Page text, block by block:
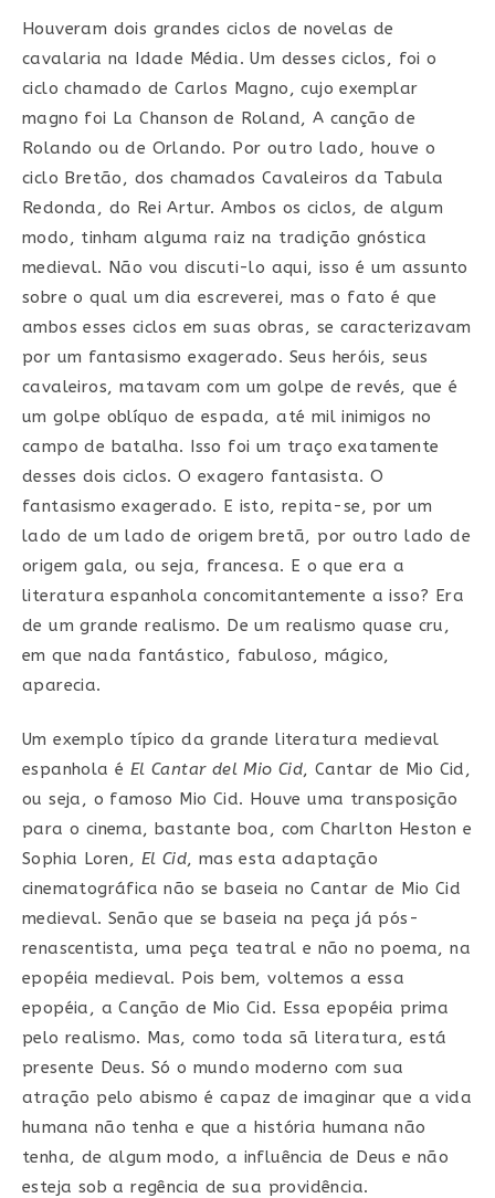
Houveram dois grandes ciclos de novelas de
cavalaria na Idade Média. Um desses ciclos, foi o
ciclo chamado de Carlos Magno, cujo exemplar
magno foi La Chanson de Roland, A canção de
Rolando ou de Orlando. Por outro lado, houve o
ciclo Bretão, dos chamados Cavaleiros da Tabula
Redonda, do Rei Artur. Ambos os ciclos, de algum
modo, tinham alguma raiz na tradição gnóstica
medieval. Não vou discuti-lo aqui, isso é um assunto
sobre o qual um dia escreverei, mas o fato é que
ambos esses ciclos em suas obras, se caracterizavam
por um fantasismo exagerado. Seus heróis, seus
cavaleiros, matavam com um golpe de revés, que é
um golpe oblíquo de espada, até mil inimigos no
campo de batalha. Isso foi um traço exatamente
desses dois ciclos. O exagero fantasista. O
fantasismo exagerado. E isto, repita-se, por um
lado de um lado de origem bretã, por outro lado de
origem gala, ou seja, francesa. E o que era a
literatura espanhola concomitantemente a isso? Era
de um grande realismo. De um realismo quase cru,
em que nada fantástico, fabuloso, mágico,
aparecia.
Um exemplo típico da grande literatura medieval
espanhola é El Cantar del Mio Cid, Cantar de Mio Cid,
ou seja, o famoso Mio Cid. Houve uma transposição
para o cinema, bastante boa, com Charlton Heston e
Sophia Loren, El Cid, mas esta adaptação
cinematográfica não se baseia no Cantar de Mio Cid
medieval. Senão que se baseia na peça já pós-
renascentista, uma peça teatral e não no poema, na
epopéia medieval. Pois bem, voltemos a essa
epopéia, a Canção de Mio Cid. Essa epopéia prima
pelo realismo. Mas, como toda sã literatura, está
presente Deus. Só o mundo moderno com sua
atração pelo abismo é capaz de imaginar que a vida
humana não tenha e que a história humana não
tenha, de algum modo, a influência de Deus e não
esteja sob a regência de sua providência.